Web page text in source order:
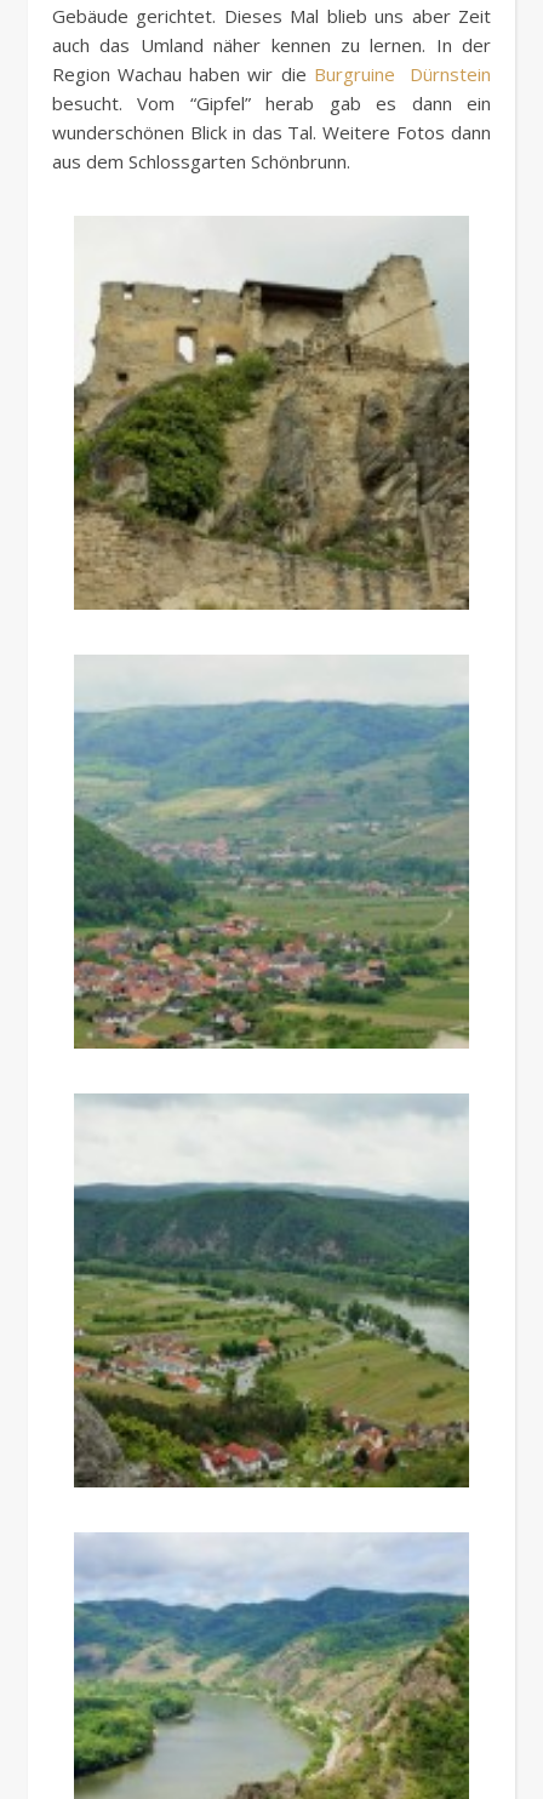
Gebäude gerichtet. Dieses Mal blieb uns aber Zeit
auch das Umland näher kennen zu lernen. In der
Region Wachau haben wir die Burgruine Dürnstein
besucht. Vom “Gipfel” herab gab es dann ein
wunderschönen Blick in das Tal. Weitere Fotos dann
aus dem Schlossgarten Schönbrunn.